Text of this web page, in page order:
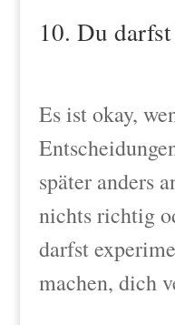
10. Du
Es ist okay,
später anders
nichts richtig
darfst
machen, dich